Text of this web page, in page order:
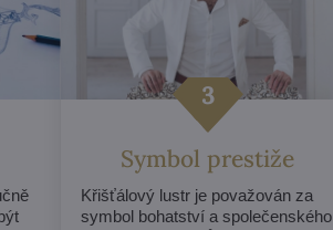
Symbol prestiže
Křišťálový lustr je považován za
symbol bohatství a společenského